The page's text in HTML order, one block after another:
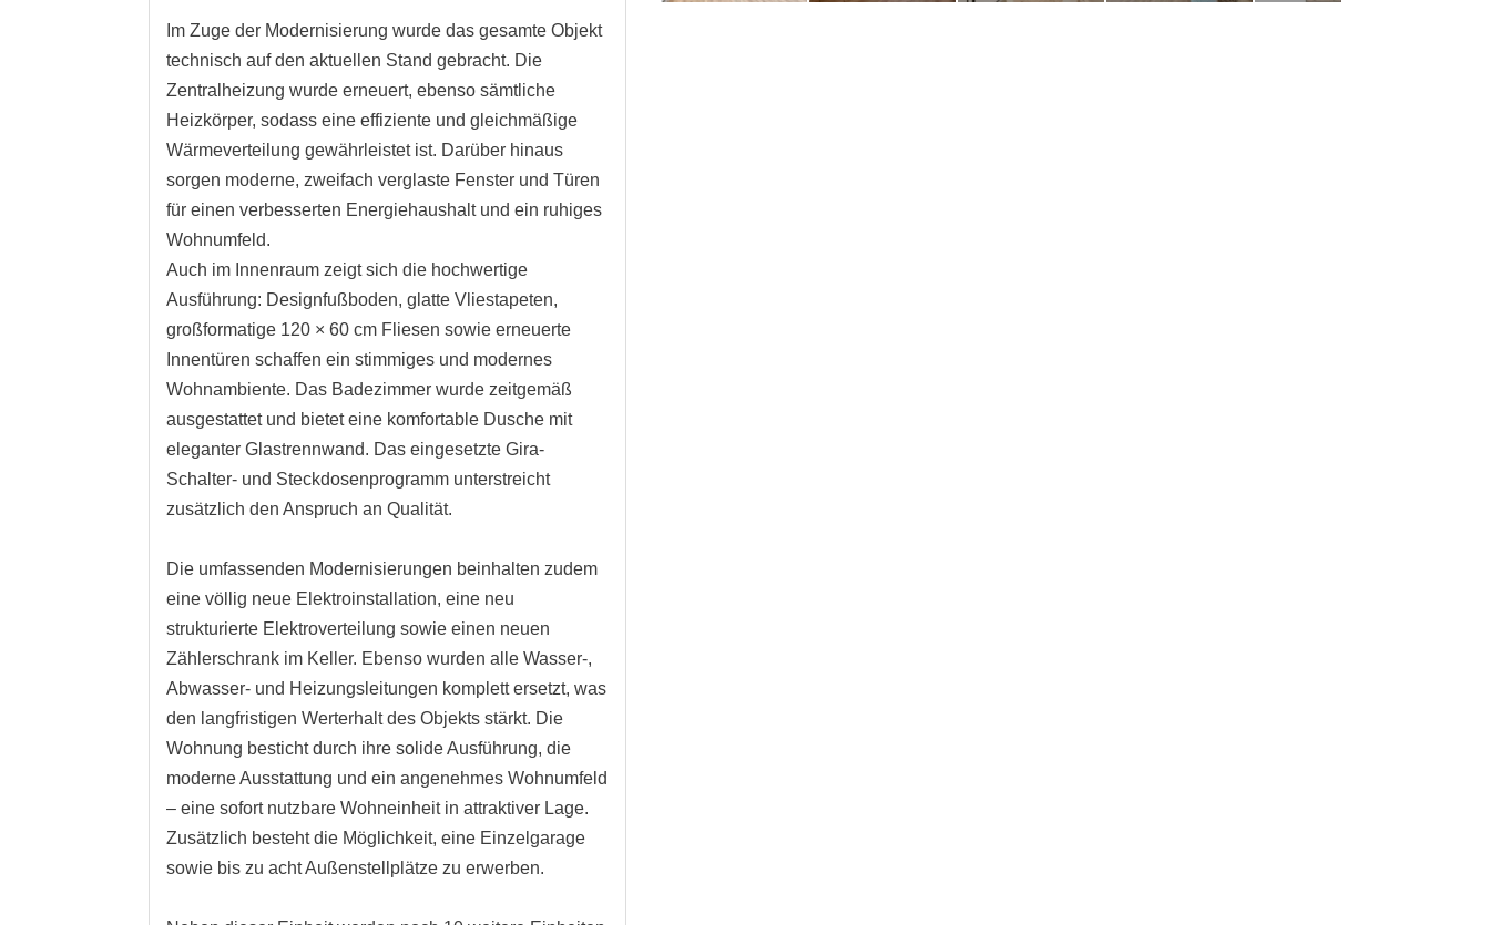
Im Zuge der Modernisierung wurde das gesamte Objekt
technisch auf den aktuellen Stand gebracht. Die
Zentralheizung wurde erneuert, ebenso sämtliche
Heizkörper, sodass eine effiziente und gleichmäßige
Wärmeverteilung gewährleistet ist. Darüber hinaus
sorgen moderne, zweifach verglaste Fenster und Türen
für einen verbesserten Energiehaushalt und ein ruhiges
Wohnumfeld.
Auch im Innenraum zeigt sich die hochwertige
Ausführung: Designfußboden, glatte Vliestapeten,
großformatige 120 × 60 cm Fliesen sowie erneuerte
Innentüren schaffen ein stimmiges und modernes
Wohnambiente. Das Badezimmer wurde zeitgemäß
ausgestattet und bietet eine komfortable Dusche mit
eleganter Glastrennwand. Das eingesetzte Gira-
Schalter- und Steckdosenprogramm unterstreicht
zusätzlich den Anspruch an Qualität.
Die umfassenden Modernisierungen beinhalten zudem
eine völlig neue Elektroinstallation, eine neu
strukturierte Elektroverteilung sowie einen neuen
Zählerschrank im Keller. Ebenso wurden alle Wasser-,
Abwasser- und Heizungsleitungen komplett ersetzt, was
den langfristigen Werterhalt des Objekts stärkt. Die
Wohnung besticht durch ihre solide Ausführung, die
moderne Ausstattung und ein angenehmes Wohnumfeld
– eine sofort nutzbare Wohneinheit in attraktiver Lage.
Zusätzlich besteht die Möglichkeit, eine Einzelgarage
sowie bis zu acht Außenstellplätze zu erwerben.